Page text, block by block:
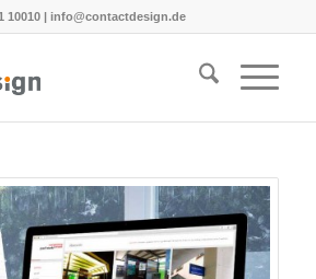
10010 |info@contactdesign.de